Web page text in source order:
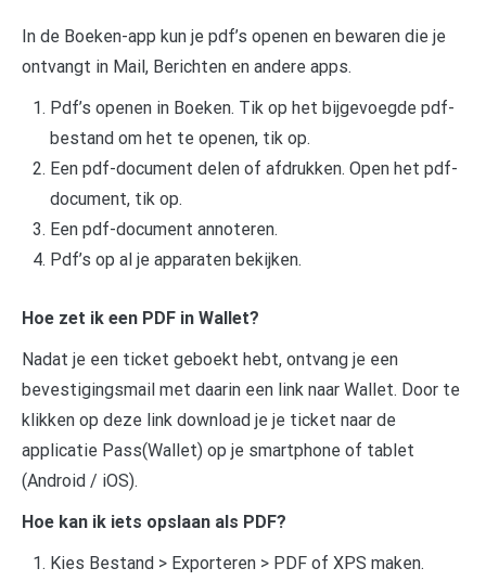
In de Boeken-app kun je pdf’s openen en bewaren die je
ontvangt in Mail, Berichten en andere apps.
Pdf’s openen in Boeken. Tik op het bijgevoegde pdf-
bestand om het te openen, tik op.
Een pdf-document delen of afdrukken. Open het pdf-
document, tik op.
Een pdf-document annoteren.
Pdf’s op al je apparaten bekijken.
Hoe zet ik een PDF in Wallet?
Nadat je een ticket geboekt hebt, ontvang je een
bevestigingsmail met daarin een link naar Wallet. Door te
klikken op deze link download je je ticket naar de
applicatie Pass(Wallet) op je smartphone of tablet
(Android / iOS).
Hoe kan ik iets opslaan als PDF?
Kies Bestand > Exporteren > PDF of XPS maken.